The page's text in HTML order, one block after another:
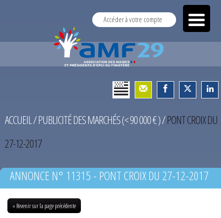
Accéder à votre compte
ACCUEIL/PUBLICITÉ DES MARCHÉS (< 90 000 € )/PONT CROIX DU
27-12-2017
ANNONCE N° 11315 - PONT CROIX DU 27-12-2017
« Revenir sur la page précédente